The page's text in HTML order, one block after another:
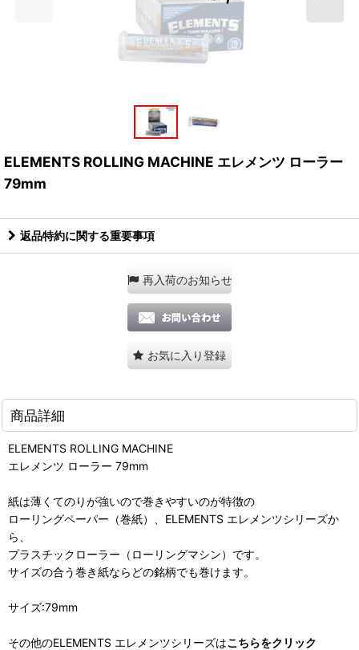
ELEMENTS ROLLING MACHINE エレメンツ ローラー
79mm
返品特約に関する重要事項
再入荷のお知らせ
お気に入り登録
商品詳細
ELEMENTS ROLLING MACHINE
エレメンツ ローラー 79mm
紙は薄くてのりが強いので巻きやすいのが特徴の
ローリングペーパー（巻紙）、ELEMENTS エレメンツシリーズか
ら、
プラスチックローラー（ローリングマシン）です。
サイズの合う巻き紙ならどの銘柄でも巻けます。
サイズ:79mm
その他のELEMENTS エレメンツシリーズはこちらをクリック